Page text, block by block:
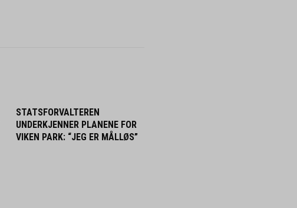
STATSFORVALTEREN
UNDERKJENNER PLANENE FOR
VIKEN PARK: “JEG ER MÅLLØS”